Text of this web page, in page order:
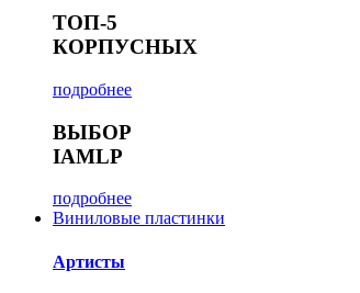
ТОП-5
КОРПУСНЫХ
подробнее
ВЫБОР
IAMLP
подробнее
Виниловые пластинки
Артисты